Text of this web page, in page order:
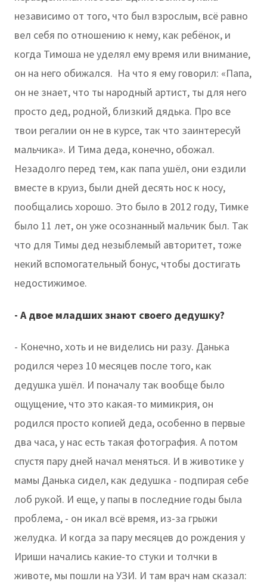
независимо от того, что был взрослым, всё равно
вел себя по отношению к нему, как ребёнок, и
когда Тимоша не уделял ему время или внимание,
он на него обижался. На что я ему говорил: «Папа,
он не знает, что ты народный артист, ты для него
просто дед, родной, близкий дядька. Про все
твои регалии он не в курсе, так что заинтересуй
мальчика». И Тима деда, конечно, обожал.
Незадолго перед тем, как папа ушёл, они ездили
вместе в круиз, были дней десять нос к носу,
пообщались хорошо. Это было в 2012 году, Тимке
было 11 лет, он уже осознанный мальчик был. Так
что для Тимы дед незыблемый авторитет, тоже
некий вспомогательный бонус, чтобы достигать
недостижимое.
- А двое младших знают своего дедушку?
- Конечно, хоть и не виделись ни разу. Данька
родился через 10 месяцев после того, как
дедушка ушёл. И поначалу так вообще было
ощущение, что это какая-то мимикрия, он
родился просто копией деда, особенно в первые
два часа, у нас есть такая фотография. А потом
спустя пару дней начал меняться. И в животике у
мамы Данька сидел, как дедушка - подпирая себе
лоб рукой. И еще, у папы в последние годы была
проблема, - он икал всё время, из-за грыжи
желудка. И когда за пару месяцев до рождения у
Ириши начались какие-то стуки и толчки в
животе, мы пошли на УЗИ. И там врач нам сказал: